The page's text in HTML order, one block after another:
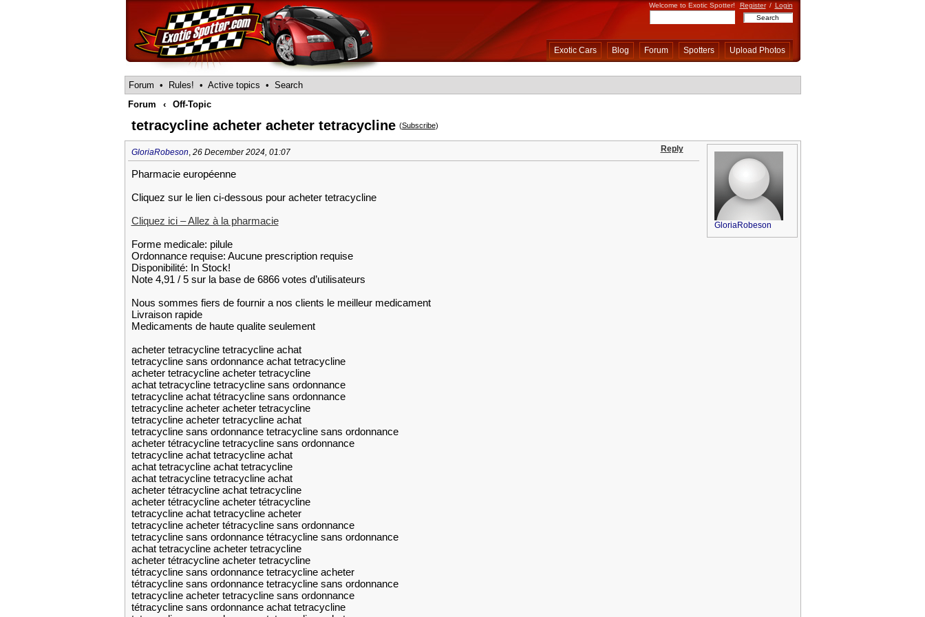
Welcome to Exotic Spotter! Register / Login
Exotic Cars Blog Forum Spotters Upload Photos
Forum • Rules! • Active topics • Search
Forum
‹ Off-Topic
tetracycline acheter acheter tetracycline (Subscribe)
GloriaRobeson, 26 December 2024, 01:07 Reply
Pharmacie européenne
Cliquez sur le lien ci-dessous pour acheter tetracycline
Cliquez ici – Allez à la pharmacie
Forme medicale: pilule
Ordonnance requise: Aucune prescription requise
Disponibilité: In Stock!
Note 4,91 / 5 sur la base de 6866 votes d’utilisateurs
Nous sommes fiers de fournir a nos clients le meilleur medicament
Livraison rapide
Medicaments de haute qualite seulement
acheter tetracycline tetracycline achat
tetracycline sans ordonnance achat tetracycline
acheter tetracycline acheter tetracycline
achat tetracycline tetracycline sans ordonnance
tetracycline achat tétracycline sans ordonnance
tetracycline acheter acheter tetracycline
tetracycline acheter tetracycline achat
tetracycline sans ordonnance tetracycline sans ordonnance
acheter tétracycline tetracycline sans ordonnance
tetracycline achat tetracycline achat
achat tetracycline achat tetracycline
achat tetracycline tetracycline achat
acheter tétracycline achat tetracycline
acheter tétracycline acheter tétracycline
tetracycline achat tetracycline acheter
tetracycline acheter tétracycline sans ordonnance
tetracycline sans ordonnance tétracycline sans ordonnance
achat tetracycline acheter tetracycline
acheter tétracycline acheter tetracycline
tétracycline sans ordonnance tetracycline acheter
tétracycline sans ordonnance tetracycline sans ordonnance
tetracycline acheter tetracycline sans ordonnance
tétracycline sans ordonnance achat tetracycline
GloriaRobeson